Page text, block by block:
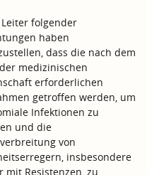
Leiter folgender
haben
dass die nach dem
medizinischen
erforderlichen
getroffen werden, um
Infektionen zu
und die
von
insbesondere
mit Resistenzen, zu